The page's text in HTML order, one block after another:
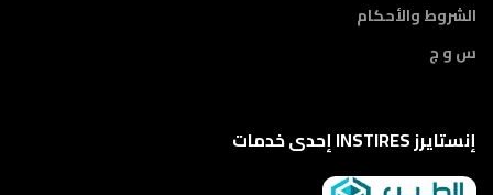
الشروط والأحكام
س و ج
إنستايرز INSTIRES إحدى خدمات